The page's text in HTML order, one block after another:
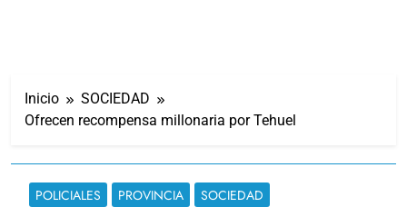
Inicio
SOCIEDAD
Ofrecen recompensa millonaria por Tehuel
POLICIALES PROVINCIA SOCIEDAD